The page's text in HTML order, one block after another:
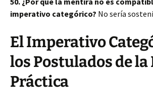
imperativo categórico? No sería
El Imperativo
los Postulados de la
Práctica